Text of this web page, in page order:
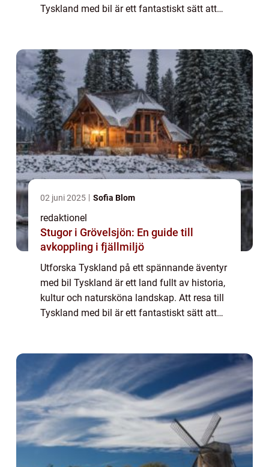
Tyskland med bil är ett fantastiskt sätt att
02 juni 2025 Sofia Blom
redaktionel
Stugor i Grövelsjön: En guide till
avkoppling i fjällmiljö
Utforska Tyskland på ett spännande äventyr
med bil Tyskland är ett land fullt av historia,
kultur och natursköna landskap. Att resa till
Tyskland med bil är ett fantastiskt sätt att